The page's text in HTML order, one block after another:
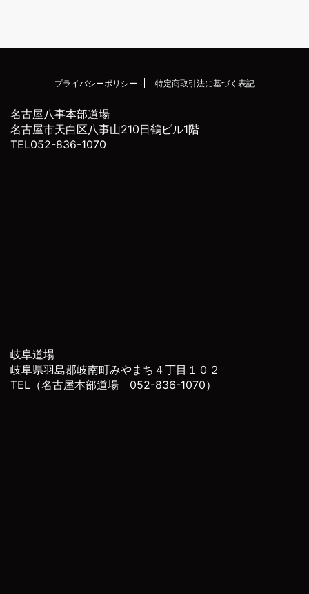
プライバシーポリシー 特定商取引法に基づく表記
名古屋八事本部道場
名古屋市天白区八事山210日鶴ビル1階
TEL052-836-1070
岐阜道場
岐阜県羽島郡岐南町みやまち４丁目１０２
TEL（名古屋本部道場 052-836-1070）